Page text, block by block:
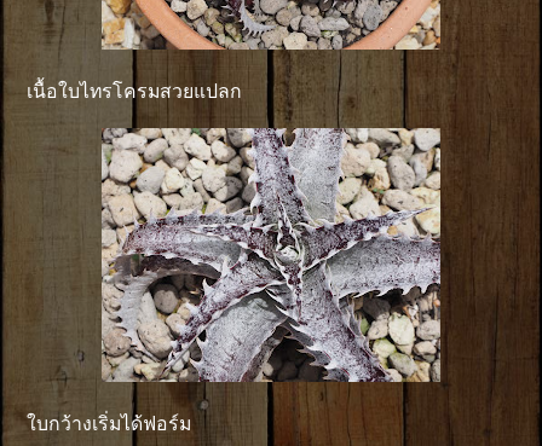
เนื้อใบไทรโครมสวยแปลก
ใบกว้างเริ่มได้ฟอร์ม